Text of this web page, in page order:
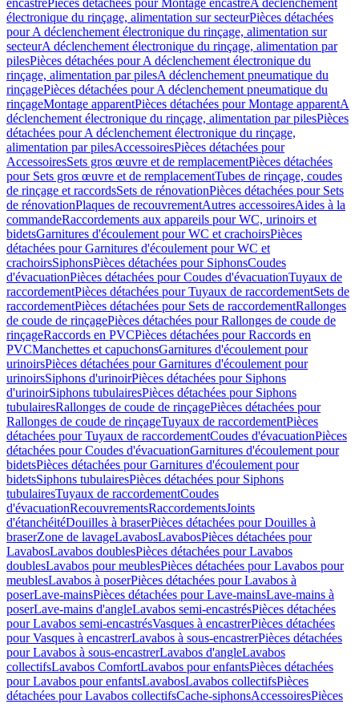
encastréPièces détachées pour Montage encastréA déclenchement
électronique du rinçage, alimentation sur secteurPièces détachées
pour A déclenchement électronique du rinçage, alimentation sur
secteurA déclenchement électronique du rinçage, alimentation par
pilesPièces détachées pour A déclenchement électronique du
rinçage, alimentation par pilesA déclenchement pneumatique du
rinçagePièces détachées pour A déclenchement pneumatique du
rinçageMontage apparentPièces détachées pour Montage apparentA
déclenchement électronique du rinçage, alimentation par pilesPièces
détachées pour A déclenchement électronique du rinçage,
alimentation par pilesAccessoiresPièces détachées pour
AccessoiresSets gros œuvre et de remplacementPièces détachées
pour Sets gros œuvre et de remplacementTubes de rinçage, coudes
de rinçage et raccordsSets de rénovationPièces détachées pour Sets
de rénovationPlaques de recouvrementAutres accessoiresAides à la
commandeRaccordements aux appareils pour WC, urinoirs et
bidetsGarnitures d'écoulement pour WC et crachoirsPièces
détachées pour Garnitures d'écoulement pour WC et
crachoirsSiphonsPièces détachées pour SiphonsCoudes
d'évacuationPièces détachées pour Coudes d'évacuationTuyaux de
raccordementPièces détachées pour Tuyaux de raccordementSets de
raccordementPièces détachées pour Sets de raccordementRallonges
de coude de rinçagePièces détachées pour Rallonges de coude de
rinçageRaccords en PVCPièces détachées pour Raccords en
PVCManchettes et capuchonsGarnitures d'écoulement pour
urinoirsPièces détachées pour Garnitures d'écoulement pour
urinoirsSiphons d'urinoirPièces détachées pour Siphons
d'urinoirSiphons tubulairesPièces détachées pour Siphons
tubulairesRallonges de coude de rinçagePièces détachées pour
Rallonges de coude de rinçageTuyaux de raccordementPièces
détachées pour Tuyaux de raccordementCoudes d'évacuationPièces
détachées pour Coudes d'évacuationGarnitures d'écoulement pour
bidetsPièces détachées pour Garnitures d'écoulement pour
bidetsSiphons tubulairesPièces détachées pour Siphons
tubulairesTuyaux de raccordementCoudes
d'évacuationRecouvrementsRaccordementsJoints
d'étanchéitéDouilles à braserPièces détachées pour Douilles à
braserZone de lavageLavabosLavabosPièces détachées pour
LavabosLavabos doublesPièces détachées pour Lavabos
doublesLavabos pour meublesPièces détachées pour Lavabos pour
meublesLavabos à poserPièces détachées pour Lavabos à
poserLave-mainsPièces détachées pour Lave-mainsLave-mains à
poserLave-mains d'angleLavabos semi-encastrésPièces détachées
pour Lavabos semi-encastrésVasques à encastrerPièces détachées
pour Vasques à encastrerLavabos à sous-encastrerPièces détachées
pour Lavabos à sous-encastrerLavabos d'angleLavabos
collectifsLavabos ComfortLavabos pour enfantsPièces détachées
pour Lavabos pour enfantsLavabosLavabos collectifsPièces
détachées pour Lavabos collectifsCache-siphonsAccessoiresPièces